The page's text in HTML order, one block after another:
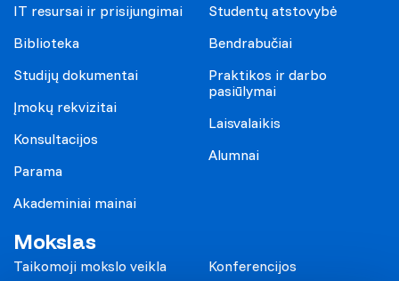
IT resursai ir prisijungimai
Biblioteka
Studijų dokumentai
Įmokų rekvizitai
Konsultacijos
Parama
Akademiniai mainai
Studentų atstovybė
Bendrabučiai
Praktikos ir darbo
pasiūlymai
Laisvalaikis
Alumnai
Mokslas
Taikomoji mokslo veikla
Konferencijos